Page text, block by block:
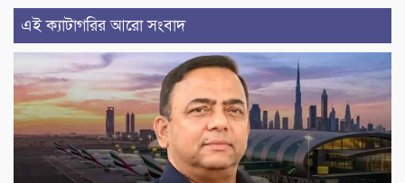
এই ক্যাটাগরির আরো সংবাদ